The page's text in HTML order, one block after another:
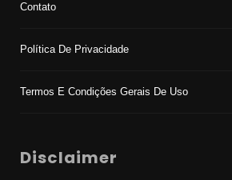
Contato
Política De Privacidade
Termos E Condições Gerais De Uso
Disclaimer